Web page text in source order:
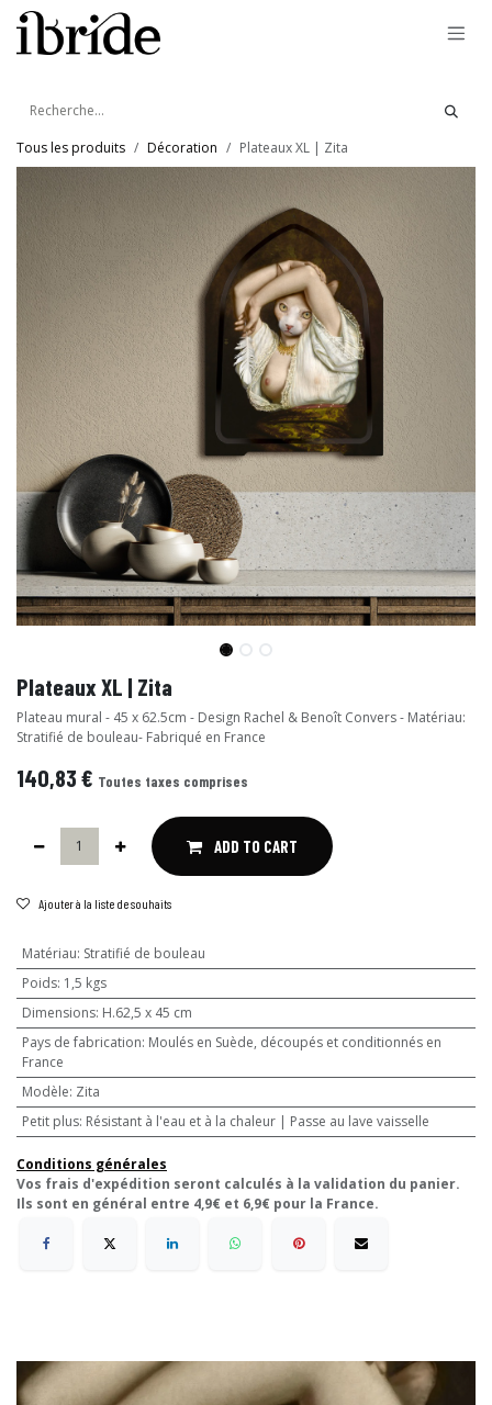
Se rendre au contenu
Tous les produits Décoration Plateaux XL | Zita
Plateaux XL | Zita
Plateau mural - 45 x 62.5cm - Design Rachel & Benoît Convers - Matériau:
Stratifié de bouleau- Fabriqué en France
140,83€ Toutes taxes comprises
ADD TO CART
Ajouter à la liste de souhaits
Matériau: Stratifié de bouleau
Poids: 1,5 kgs
Dimensions: H.62,5 x 45 cm
Pays de fabrication: Moulés en Suède, découpés et conditionnés en
France
Modèle: Zita
Petit plus: Résistant à l'eau et à la chaleur | Passe au lave vaisselle
Conditions générales
Vos frais d'expédition seront calculés à la validation du panier.
Ils sont en général entre 4,9€ et 6,9€ pour la France.